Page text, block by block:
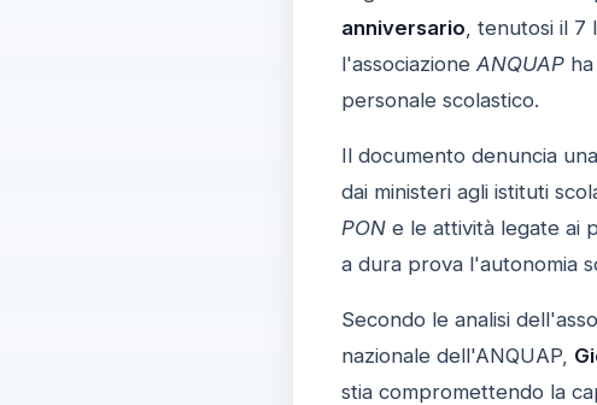
anniversario, tenutosi il 7
l'associazioneANQUAPha
personale scolastico.
Il documento denuncia
dai ministeri agli istituti
PONe le attività legate ai
a dura prova l'autonomia
Secondo le analisi
nazionale dell'ANQUAP,
stia compromettendo la